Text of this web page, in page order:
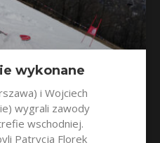
wykonane
i Wojciech
wygrali zawody
wschodniej.
Patrycja Florek